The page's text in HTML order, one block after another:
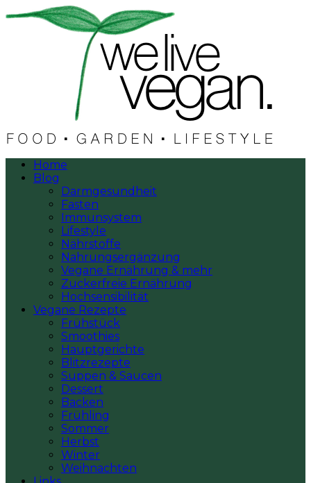
Home
Blog
Darmgesundheit
Fasten
Immunsystem
Lifestyle
Nährstoffe
Nahrungsergänzung
Vegane Ernährung & mehr
Zuckerfreie Ernährung
Hochsensibilität
Vegane Rezepte
Frühstück
Smoothies
Hauptgerichte
Blitzrezepte
Suppen & Saucen
Dessert
Backen
Frühling
Sommer
Herbst
Winter
Weihnachten